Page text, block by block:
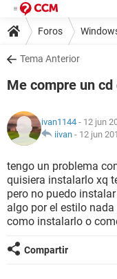
Foros
Tema Anterior
Me compre un
ivan1144 - 12 jun
iivan - 12 jun
tengo un problema
quisiera instalarlo xq
pero no puedo
algo por el estilo
como instalarlo o
Compartir